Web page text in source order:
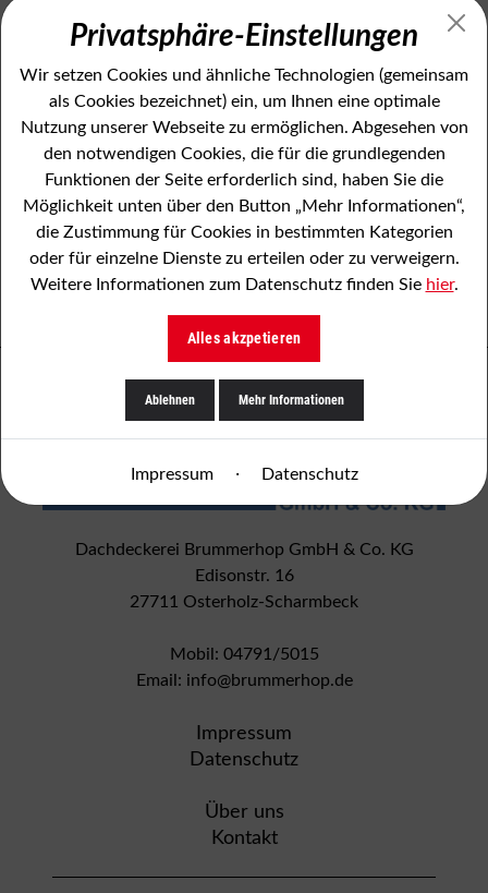
Privatsphäre-Einstellungen
Wir setzen Cookies und ähnliche Technologien (gemeinsam
als Cookies bezeichnet) ein, um Ihnen eine optimale
Nutzung unserer Webseite zu ermöglichen. Abgesehen von
den notwendigen Cookies, die für die grundlegenden
Funktionen der Seite erforderlich sind, haben Sie die
Möglichkeit unten über den Button „Mehr Informationen“,
die Zustimmung für Cookies in bestimmten Kategorien
oder für einzelne Dienste zu erteilen oder zu verweigern.
Weitere Informationen zum Datenschutz finden Sie hier.
Alles akzpetieren
Ablehnen Mehr Informationen
Impressum · Datenschutz
Fassaden Verkleidung
Rotenburg
Durch die Fassadenverkleidung haben wir
bei diesem Gebäude in Rotenburg eine
moderne Optik realisieren können.
Dachdeckerei Brummerhop GmbH & Co. KG
Edisonstr. 16
27711 Osterholz-Scharmbeck
Mobil: 04791/5015
Email: info@brummerhop.de
Impressum
Datenschutz
Über uns
Kontakt